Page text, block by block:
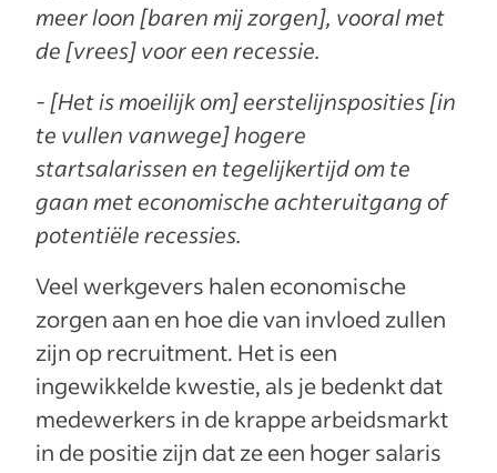
meer loon [baren mij zorgen], vooral met
de [vrees] voor een recessie.
- [Het is moeilijk om] eerstelijnsposities [in
te vullen vanwege] hogere
startsalarissen en tegelijkertijd om te
gaan met economische achteruitgang of
potentiële recessies.
Veel werkgevers halen economische
zorgen aan en hoe die van invloed zullen
zijn op recruitment. Het is een
ingewikkelde kwestie, als je bedenkt dat
medewerkers in de krappe arbeidsmarkt
in de positie zijn dat ze een hoger salaris